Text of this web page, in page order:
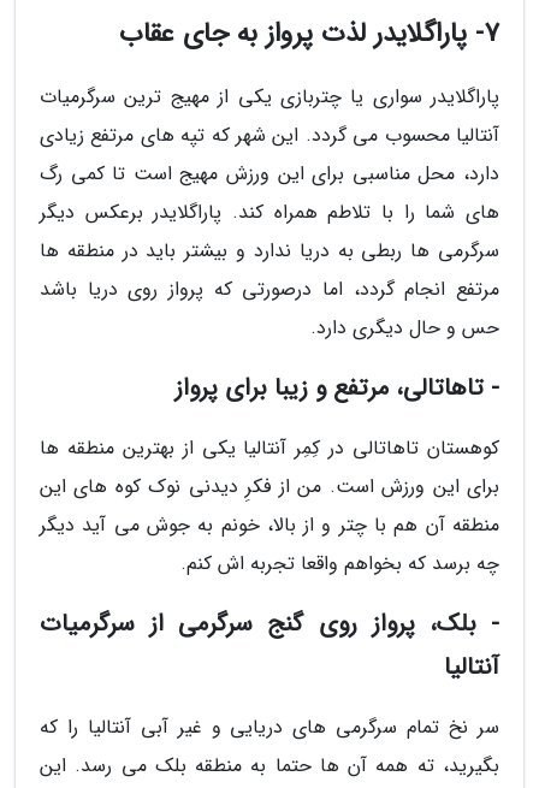
7- پاراگلایدر لذت پرواز به جای عقاب
پاراگلایدر سواری یا چتربازی یکی از مهیج ترین سرگرمیات
آنتالیا محسوب می گردد. این شهر که تپه های مرتفع زیادی
دارد، محل مناسبی برای این ورزش مهیج است تا کمی رگ
های شما را با تلاطم همراه کند. پاراگلایدر برعکس دیگر
سرگرمی ها ربطی به دریا ندارد و بیشتر باید در منطقه ها
مرتفع انجام گردد، اما درصورتی که پرواز روی دریا باشد
حس و حال دیگری دارد.
- تاهاتالی، مرتفع و زیبا برای پرواز
کوهستان تاهاتالی در کِمِر آنتالیا یکی از بهترین منطقه ها
برای این ورزش است. من از فکرِ دیدنی نوک کوه های این
منطقه آن هم با چتر و از بالا، خونم به جوش می آید دیگر
چه برسد که بخواهم واقعا تجربه اش کنم.
- بلک، پرواز روی گنج سرگرمی از سرگرمیات
آنتالیا
سر نخ تمام سرگرمی های دریایی و غیر آبی آنتالیا را که
بگیرید، ته همه آن ها حتما به منطقه بلک می رسد. این